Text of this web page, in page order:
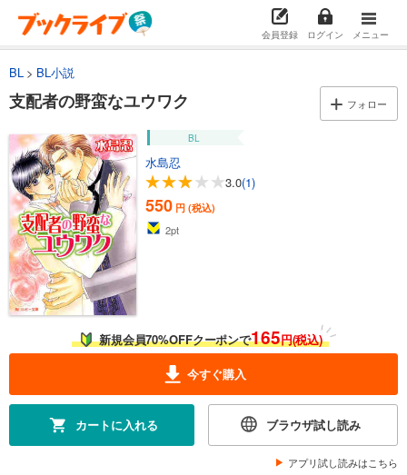
会員登録 ログイン メニュー
BL BL小説
支配者の野蛮なユウワク フォロー
BL
水島忍
3.0(1)
550 円 (税込)
2pt
新規会員70%OFFクーポンで165円(税込)
今すぐ購入
カートに入れる ブラウザ試し読み
アプリ試し読みはこちら